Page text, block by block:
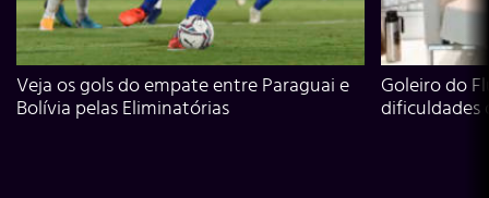
Veja os gols do empate entre Paraguai e
Bolívia pelas Eliminatórias
Goleiro do
dificuldades